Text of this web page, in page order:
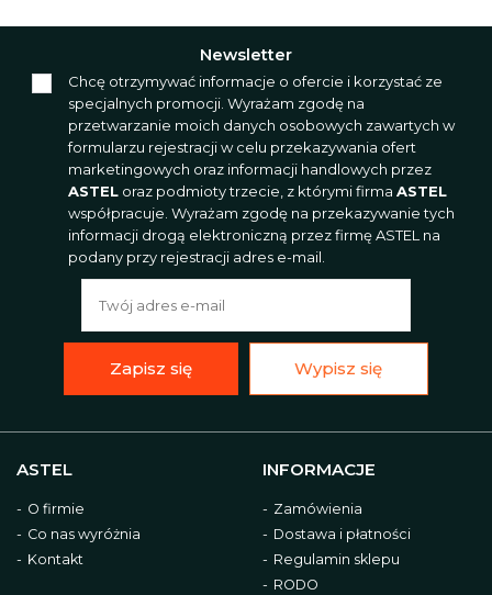
Akcesoria i narzędzia
ASTEL
O firmie
Co nas wyróżnia
Kontakt
INFORMACJE
Zamówienia
Dostawa i płatności
Regulamin sklepu
RODO
Newsletter
Chcę otrzymywać informacje o ofercie i korzystać ze
specjalnych promocji. Wyrażam zgodę na
przetwarzanie moich danych osobowych zawartych w
formularzu rejestracji w celu przekazywania ofert
marketingowych oraz informacji handlowych przez
ASTEL oraz podmioty trzecie, z którymi firma ASTEL
współpracuje. Wyrażam zgodę na przekazywanie tych
informacji drogą elektroniczną przez firmę ASTEL na
podany przy rejestracji adres e-mail.
Zapisz się Wypisz się